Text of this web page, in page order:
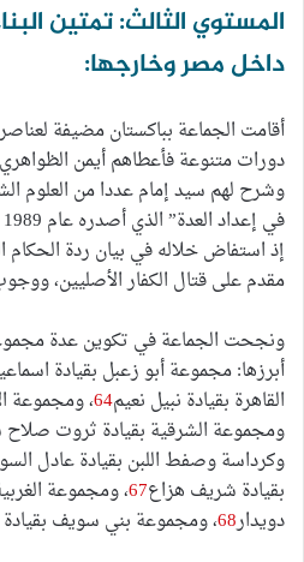
المستوي الثالث: تمتين
داخل مصر وخارجها:
أقامت الجماعة بباكستان مضيفة
دورات متنوعة فأعطاهم أيمن
وشرح لهم سيد إمام عددا من العلوم
إذ استفاض خلاله في بيان ردة الحكام
مقدم على قتال الكفار الأصليين،
ونجحت الجماعة في تكوين عدة
أبرزها: مجموعة أبو زعبل بقيادة
القاهرة بقيادة نبيل نعيم64، ومجموعة
ومجموعة الشرقية بقيادة ثروت
وكرداسة وصفط اللبن بقيادة عادل
بقيادة شريف هزاع67، ومجموعة
دويدار68، ومجموعة بني سويف